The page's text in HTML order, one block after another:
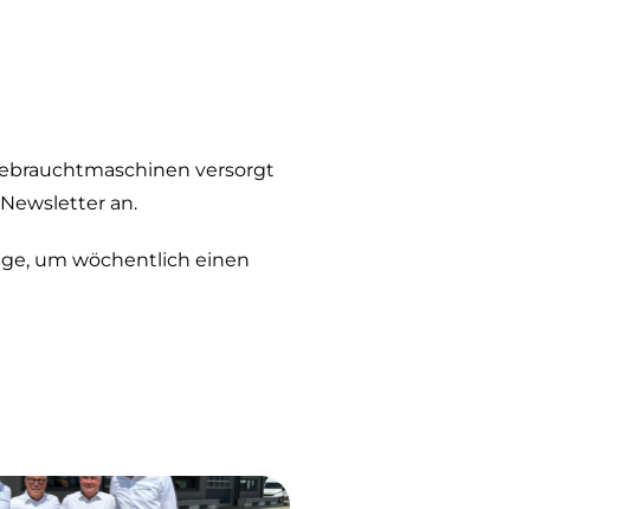
versorgt
an.
um wöchentlich einen